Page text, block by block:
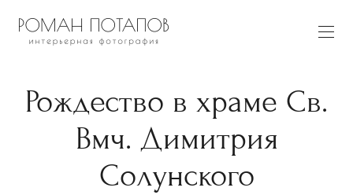
Рождество в храме Св.
Вмч. Димитрия
Солунского